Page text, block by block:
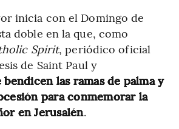
inicia con el Domingo de
doble en la que, como
Spirit, periódico oficial
de Saint Paul y
bendicen las ramas de palma y
para conmemorar la
en Jerusalén.